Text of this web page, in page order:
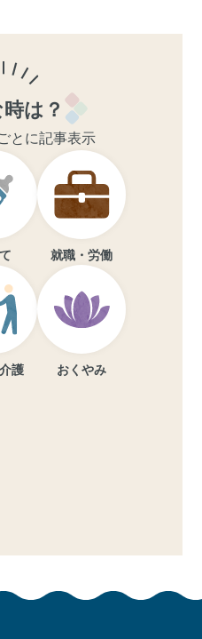
は？
とに記事表示
就職・労働
護 おくやみ